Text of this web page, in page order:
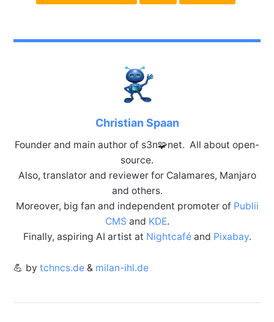
Christian Spaan
Founder and main author of s3n🧩net. All about open-
source.
Also, translator and reviewer for Calamares, Manjaro
and others.
Moreover, big fan and independent promoter of Publii
CMS and KDE.
Finally, aspiring AI artist at Nightcaféand Pixabay.
💪 by tchncs.de& milan-ihl.de